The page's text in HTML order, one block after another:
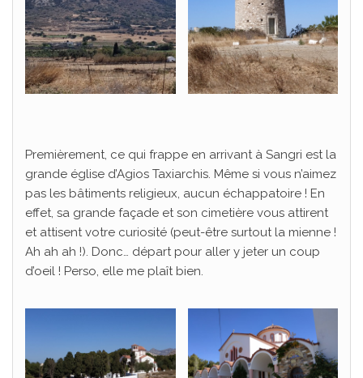
Premièrement, ce qui frappe en arrivant à Sangri est la
grande église d’Agios Taxiarchis. Même si vous n’aimez
pas les bâtiments religieux, aucun échappatoire ! En
effet, sa grande façade et son cimetière vous attirent
et attisent votre curiosité (peut-être surtout la mienne !
Ah ah ah !). Donc… départ pour aller y jeter un coup
d’oeil ! Perso, elle me plaît bien.